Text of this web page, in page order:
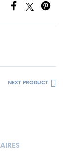
NEXT PRODUCT